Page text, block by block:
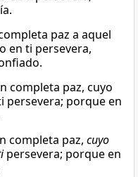
paz a aquel
en ti persevera,
completa paz, cuyo
persevera; porque en
completa paz, cuyo
persevera; porque en